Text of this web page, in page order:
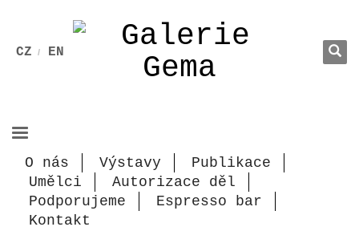
CZ EN
O nás Výstavy
Publikace
Umělci
Autorizace děl
Podporujeme
Espresso bar
Kontakt